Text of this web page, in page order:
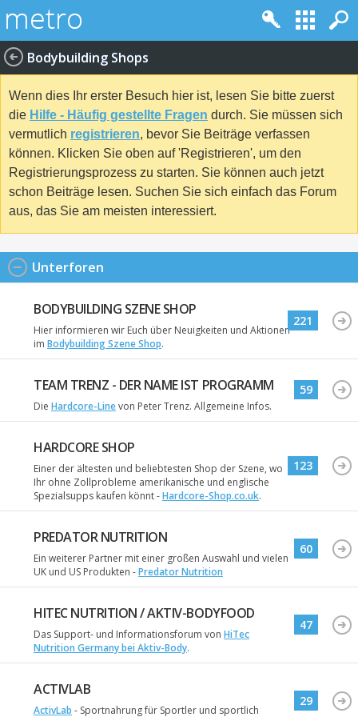
Bodybuilding Shops
Wenn dies Ihr erster Besuch hier ist, lesen Sie bitte zuerst
die Hilfe - Häufig gestellte Fragen durch. Sie müssen sich
vermutlich registrieren, bevor Sie Beiträge verfassen
können. Klicken Sie oben auf 'Registrieren', um den
Registrierungsprozess zu starten. Sie können auch jetzt
schon Beiträge lesen. Suchen Sie sich einfach das Forum
aus, das Sie am meisten interessiert.
Unterforen
BODYBUILDING SZENE SHOP
Hier informieren wir Euch über Neuigkeiten und Aktionen
im Bodybuilding Szene Shop.
221
TEAM TRENZ - DER NAME IST PROGRAMM
Die Hardcore-Linevon Peter Trenz. Allgemeine Infos.
59
HARDCORE SHOP
Einer der ältesten und beliebtesten Shop der Szene, wo
Ihr ohne Zollprobleme amerikanische und englische
Spezialsupps kaufen könnt -Hardcore-Shop.co.uk.
123
PREDATOR NUTRITION
Ein weiterer Partner mit einer großen Auswahl und vielen
UK und US Produkten -Predator Nutrition
60
HITEC NUTRITION / AKTIV-BODYFOOD
Das Support- und Informationsforum von HiTec
Nutrition Germany bei Aktiv-Body.
47
ACTIVLAB
ActivLab - Sportnahrung für Sportler und sportlich
29